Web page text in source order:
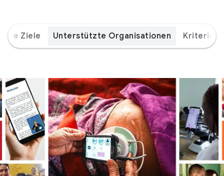
Ziele Unterstützte Organisationen Kriterien